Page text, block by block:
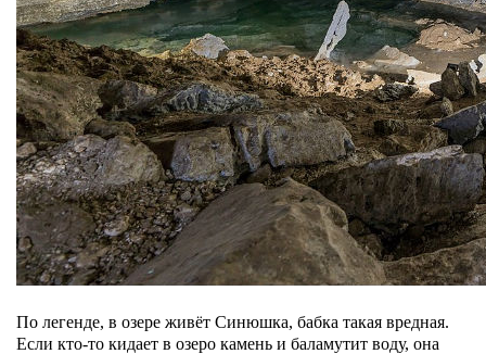
По легенде, в озере живёт Синюшка, бабка такая вредная.
Если кто-то кидает в озеро камень и баламутит воду, она